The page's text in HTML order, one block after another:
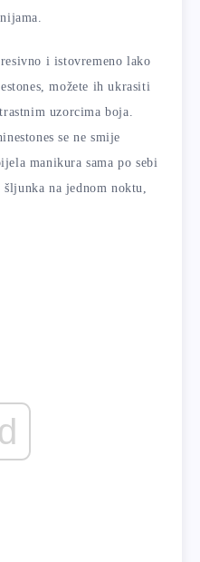
i istovremeno lako
možete ih ukrasiti
uzorcima boja.
se ne smije
manikura sama po sebi
na jednom noktu,